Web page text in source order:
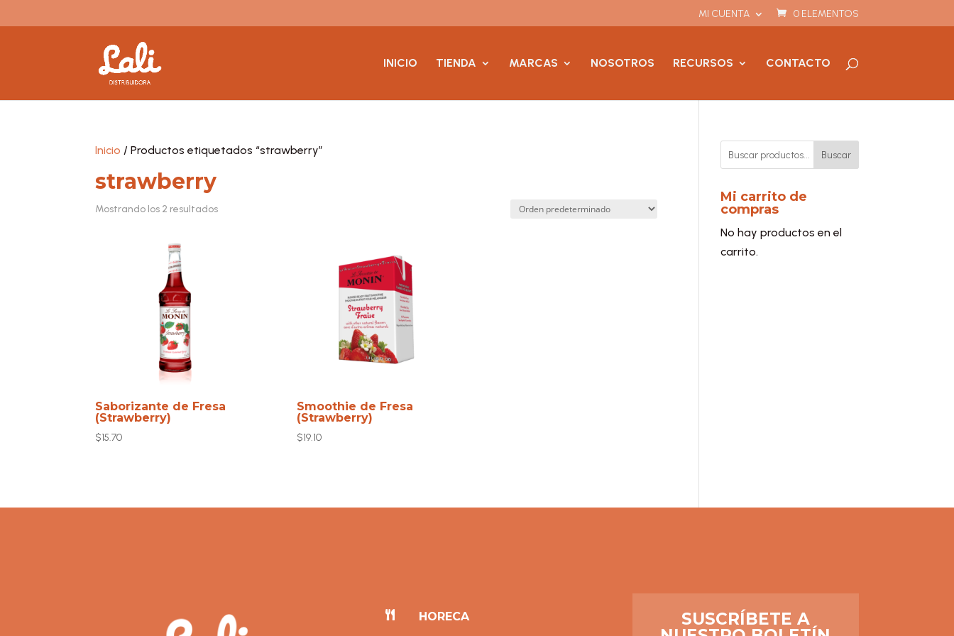
MI CUENTA 0 ELEMENTOS
INICIO TIENDA MARCAS NOSOTROS RECURSOS CONTACTO
Inicio / Productos etiquetados “strawberry”
strawberry
Mostrando los 2 resultados
Saborizante de Fresa
(Strawberry)
$15.70
Smoothie de Fresa
(Strawberry)
$19.10
Buscar
Mi carrito de
compras
No hay productos en el
carrito.

HORECA
SUSCRÍBETE A